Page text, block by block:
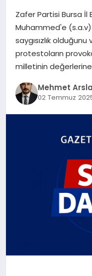
SAĞLIK
EĞITIM
DÜNYA
Zafer Partisi Bursa İl
Muhammed'e
saygısızlık
protestoların
milletinin değerlerine
Mehmet
02 Temmuz